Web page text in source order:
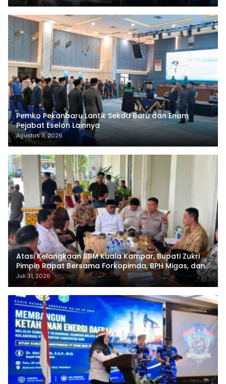
Pemko Pekanbaru Lantik Sekda Baru dan Enam
Pejabat Eselon Lainnya
Agustus 3, 2026
Atasi Kelangkaan BBM Kuala Kampar, Bupati Zukri
Pimpin Rapat Bersama Forkopimda, BPH Migas, dan
Pertamina
Juli 31, 2026